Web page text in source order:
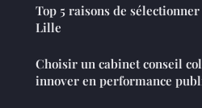
Top 5 raisons de
Lille
Choisir un cabinet conseil
innover en performance